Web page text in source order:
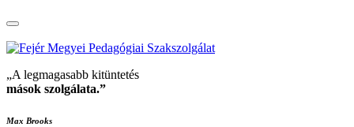
„A legmagasabb kitüntetés
mások szolgálata.”
Max Brooks